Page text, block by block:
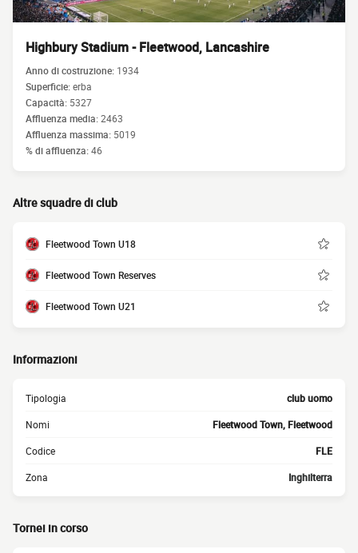
Highbury Stadium - Fleetwood, Lancashire
Anno di costruzione: 1934
Superficie:erba
Capacità: 5327
Affluenza media:2463
Affluenza massima: 5019
% di affluenza:46
Altre squadre di club
Fleetwood Town U18
Fleetwood Town Reserves
Fleetwood Town U21
Informazioni
Tipologia club uomo
Nomi Fleetwood Town, Fleetwood
Codice FLE
Zona Inghilterra
Tornei in corso